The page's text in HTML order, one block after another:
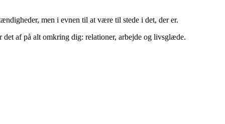
men i evnen til at være til stede i det, der er.
af på alt omkring dig: relationer, arbejde og livsglæde.